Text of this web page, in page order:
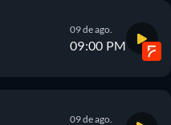
09 de ago.
09:00 PM
09 de ago.